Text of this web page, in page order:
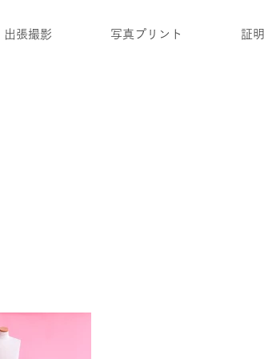
出張撮影 写真プリント 証